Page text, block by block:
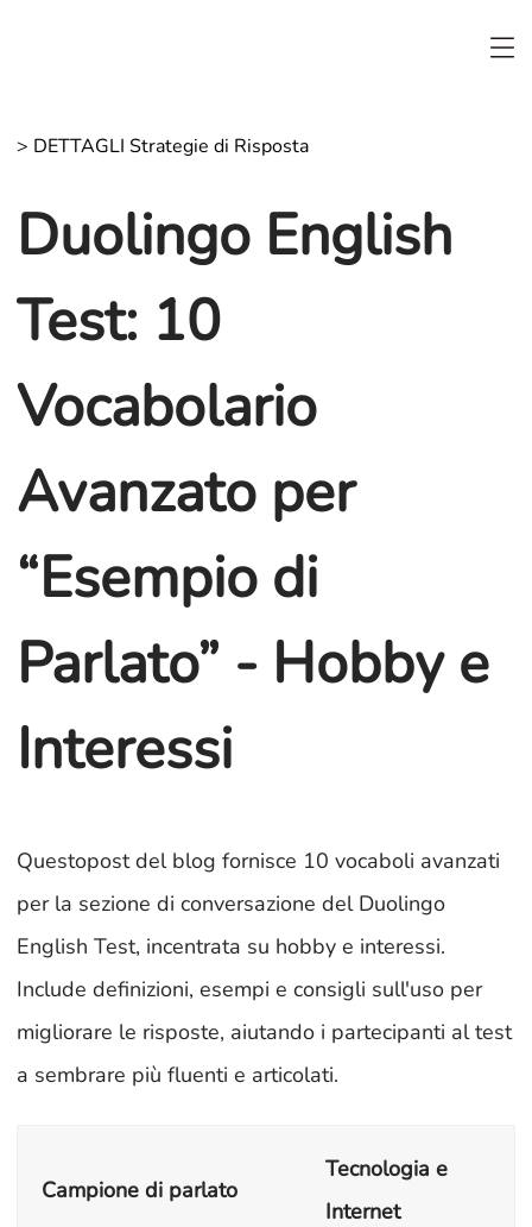
> DETTAGLI Strategie di Risposta
Duolingo English
Test: 10
Vocabolario
Avanzato per
“Esempio di
Parlato” - Hobby e
Interessi
Questopost del blog fornisce 10 vocaboli avanzati
per la sezione di conversazione del Duolingo
English Test, incentrata su hobby e interessi.
Include definizioni, esempi e consigli sull'uso per
migliorare le risposte, aiutando i partecipanti al test
a sembrare più fluenti e articolati.
Campione di parlato
Tecnologia e
Internet